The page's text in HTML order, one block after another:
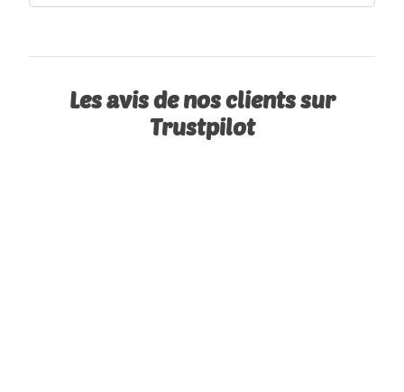
Les avis de nos clients sur
Trustpilot